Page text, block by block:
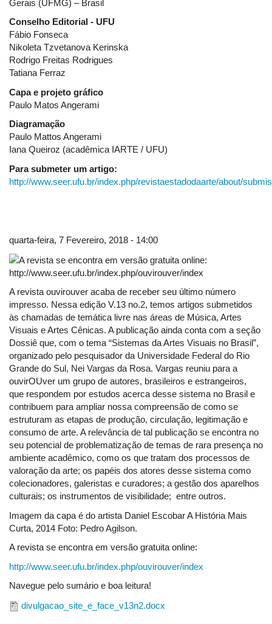
Gerais (UFMG) – Brasil
Conselho Editorial - UFU
Fábio Fonseca
Nikoleta Tzvetanova Kerinska
Rodrigo Freitas Rodrigues
Tatiana Ferraz
Capa e projeto gráfico
Paulo Matos Angerami
Diagramação
Paulo Mattos Angerami
Iana Queiroz (acadêmica IARTE / UFU)
Para submeter um artigo:
http://www.seer.ufu.br/index.php/revistaestadodaarte/about/
quarta-feira, 7 Fevereiro, 2018 - 14:00
A revista ouvirouver acaba de receber seu último número
impresso. Nessa edição V.13 no.2, temos artigos submetidos
às chamadas de temática livre nas áreas de Música, Artes
Visuais e Artes Cênicas. A publicação ainda conta com a seção
Dossiê que, com o tema “Sistemas da Artes Visuais no Brasil”,
organizado pelo pesquisador da Universidade Federal do Rio
Grande do Sul, Nei Vargas da Rosa. Vargas reuniu para a
ouvirOUver um grupo de autores, brasileiros e estrangeiros,
que respondem por estudos acerca desse sistema no Brasil e
contribuem para ampliar nossa compreensão de como se
estruturam as etapas de produção, circulação, legitimação e
consumo de arte. A relevância de tal publicação se encontra no
seu potencial de problematização de temas de rara presença no
ambiente acadêmico, como os que tratam dos processos de
valoração da arte; os papéis dos atores desse sistema como
colecionadores, galeristas e curadores; a gestão dos aparelhos
culturais; os instrumentos de visibilidade; entre outros.
Imagem da capa é do artista Daniel Escobar A História Mais
Curta, 2014 Foto: Pedro Agilson.
A revista se encontra em versão gratuita online:
http://www.seer.ufu.br/index.php/ouvirouver/index
Navegue pelo sumário e boa leitura!
divulgacao_site_e_face_v13n2.docx